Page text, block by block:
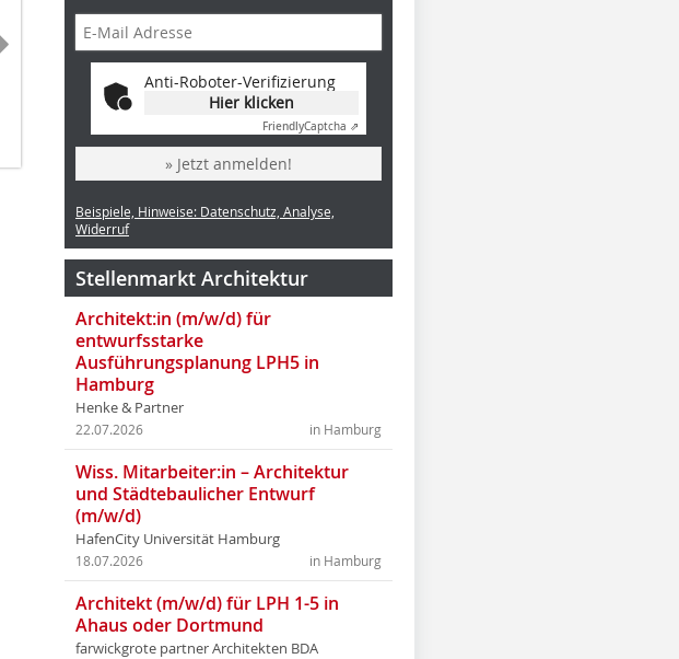
Anti-Roboter-Verifizierung
Hier klicken
FriendlyCaptcha ⇗
» Jetzt anmelden!
Beispiele, Hinweise: Datenschutz, Analyse,
Widerruf
Stellenmarkt Architektur
Architekt:in (m/w/d) für
entwurfsstarke
Ausführungsplanung LPH5 in
Hamburg
Henke & Partner
in Hamburg
22.07.2026
Wiss. Mitarbeiter:in – Architektur
und Städtebaulicher Entwurf
(m/w/d)
HafenCity Universität Hamburg
in Hamburg
18.07.2026
Architekt (m/w/d) für LPH 1-5 in
Ahaus oder Dortmund
farwickgrote partner Architekten BDA